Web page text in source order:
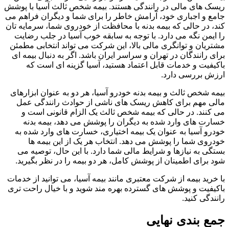
ریسک های مالی در رانندگی هستند. بیمه شخص ثالث آسیا با پوشش
جامع و اجباری خود، آرامش خاطر را برای شما و دیگران فراهم می
کند، در حالی که بیمه بدنه با محافظت از خودروی شما، سرمایه تان
را ایمن نگه می دارد. با توجه به سابقه خوب آسیا در جلب رضایت
مشتریان و توانگری مالی بالا، این شرکت می تواند انتخابی مطمئن
برای رانندگان در تهران و سراسر ایران باشد. اگر به دنبال بیمه ای
باکیفیت و خدمات قابل اعتماد هستید، آسیا گزینه ای است که
ارزش بررسی دارد.
بیمه شخص ثالث و بیمه بدنه خودرو آسیا، هر دو به عنوان ابزارهای
مالی مهم برای کاهش ریسک های ناشی از حوادث رانندگی عمل
می کنند. در حالی که بیمه شخص ثالث یک الزام قانونی است و
خسارت های وارد شده به دیگران را پوشش می دهد، بیمه بدنه
خودرو آسیا به عنوان یک بیمه اختیاری، خسارت های وارد شده به
خودروی شما را پوشش می دهد. انتخاب هر یک از این بیمه ها
بستگی به نیازها و شرایط مالی شما دارد. با این حال، توصیه می
شود برای اطمینان از پوشش کامل، هر دو بیمه را در نظر بگیرید.
با خرید بیمه از شرکت معتبری مانند بیمه آسیا، می توانید از خدمات
باکیفیت و پوشش های گسترده بهره مند شوید و با خیال راحت تری
رانندگی کنید.
جمع بندی نهایی